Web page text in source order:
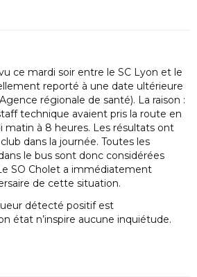
ce mardi soir entre le SC Lyon et le
reporté à une date ultérieure
régionale de santé). La raison :
technique avaient pris la route en
matin à 8 heures. Les résultats ont
dans la journée. Toutes les
le bus sont donc considérées
SO Cholet a immédiatement
de cette situation.
détecté positif est
état n’inspire aucune inquiétude.